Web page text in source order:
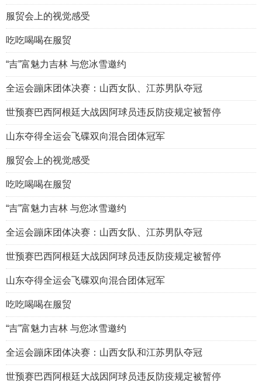
服贸会上的视觉感受
吃吃喝喝在服贸
“吉”富魅力吉林 与您冰雪邀约
全运会蹦床团体决赛：山西女队、江苏男队夺冠
世预赛巴西阿根廷大战因阿球员违反防疫规定被暂停
山东夺得全运会飞碟双向混合团体冠军
服贸会上的视觉感受
吃吃喝喝在服贸
“吉”富魅力吉林 与您冰雪邀约
全运会蹦床团体决赛：山西女队、江苏男队夺冠
世预赛巴西阿根廷大战因阿球员违反防疫规定被暂停
山东夺得全运会飞碟双向混合团体冠军
吃吃喝喝在服贸
“吉”富魅力吉林 与您冰雪邀约
全运会蹦床团体决赛：山西女队和江苏男队夺冠
世预赛巴西阿根廷大战因阿球员违反防疫规定被暂停